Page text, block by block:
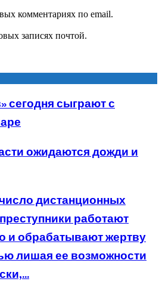
комментариях по email.
записях почтой.
сегодня сыграют с
ожидаются дожди и
дистанционных
работают
и обрабатывают жертву
лишая ее возможности